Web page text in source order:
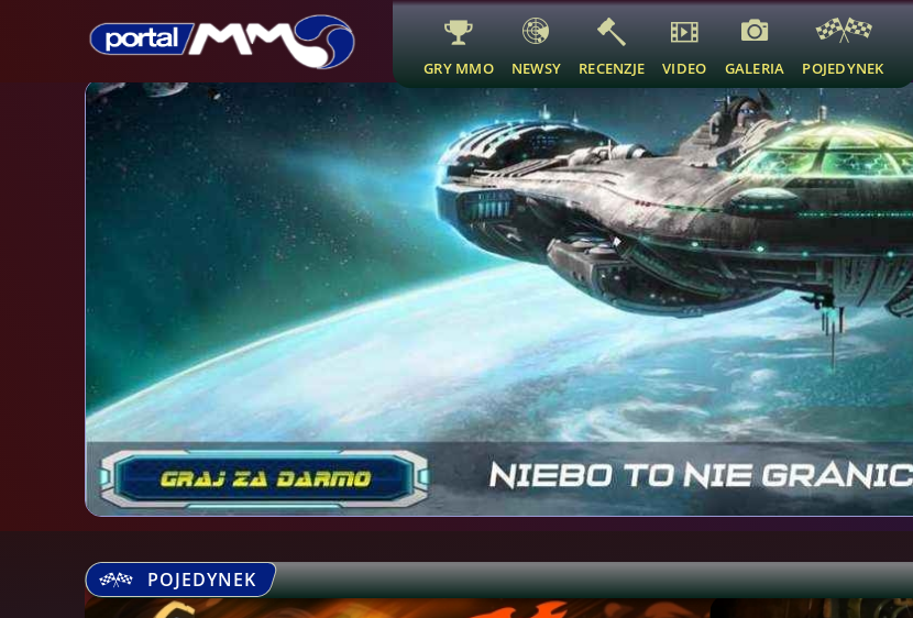
GRY MMO NEWSY RECENZJE VIDEO GALERIA POJEDYNEK
POJEDYNEK